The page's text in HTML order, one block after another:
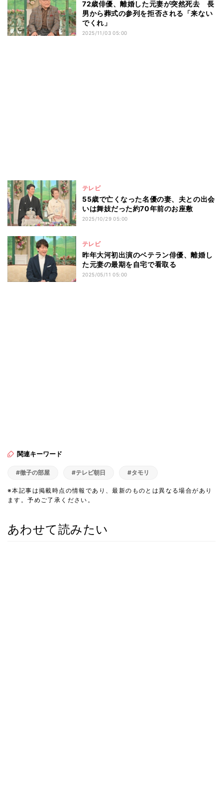
72歳俳優、離婚した元妻が突然死去 長
男から葬式の参列を拒否される「来ない
でくれ」
2025/11/03 05:00
テレビ
55歳で亡くなった名優の妻、夫との出会
いは舞妓だった約70年前のお座敷
2025/10/29 05:00
テレビ
昨年大河初出演のベテラン俳優、離婚し
た元妻の最期を自宅で看取る
2025/05/11 05:00
関連キーワード
#徹子の部屋 #テレビ朝日 #タモリ
※本記事は掲載時点の情報であり、最新のものとは異なる場合があり
ます。予めご了承ください。
あわせて読みたい